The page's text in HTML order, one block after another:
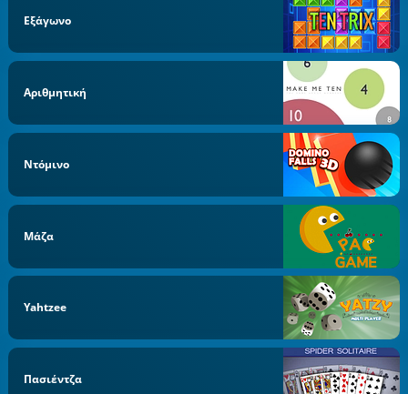
Εξάγωνο
Αριθμητική
Ντόμινο
Μάζα
Yahtzee
Πασιέντζα